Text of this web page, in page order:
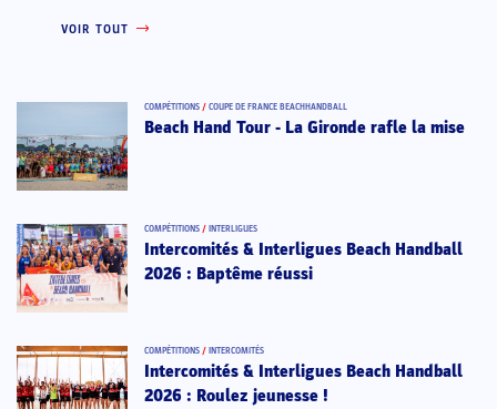
VOIR TOUT
COMPÉTITIONS / COUPE DE FRANCE BEACHHANDBALL
Beach Hand Tour - La Gironde rafle la mise
COMPÉTITIONS / INTERLIGUES
Intercomités & Interligues Beach Handball
2026 : Baptême réussi
COMPÉTITIONS / INTERCOMITÉS
Intercomités & Interligues Beach Handball
2026 : Roulez jeunesse !